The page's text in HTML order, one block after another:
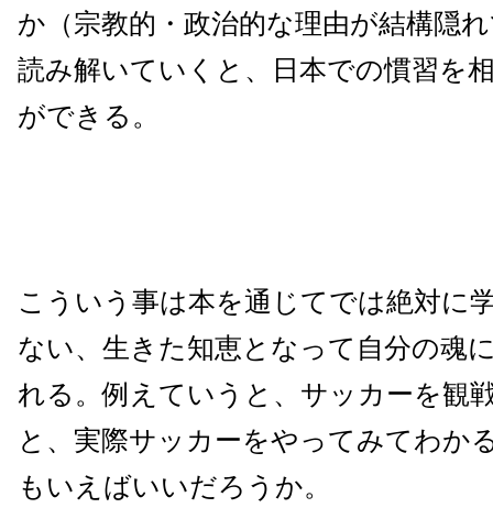
か（宗教的・政治的な理由が結構隠
読み解いていくと、日本での慣習を
ができる。
こういう事は本を通じてでは絶対に
ない、生きた知恵となって自分の魂
れる。例えていうと、サッカーを観
と、実際サッカーをやってみてわか
もいえばいいだろうか。